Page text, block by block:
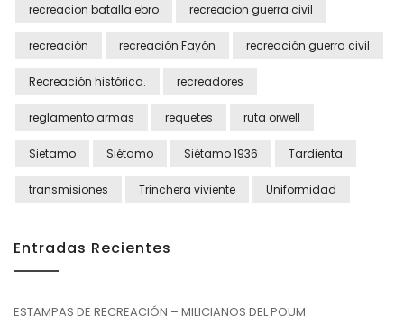
recreacion batalla ebro recreacion guerra civil
recreación recreación Fayón recreación guerra civil
Recreación histórica. recreadores
reglamento armas requetes ruta orwell
Sietamo Siétamo Siétamo 1936 Tardienta
transmisiones Trinchera viviente Uniformidad
Entradas Recientes
ESTAMPAS DE RECREACIÓN – MILICIANOS DEL POUM